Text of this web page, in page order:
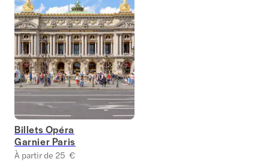
Billets Opéra
Garnier Paris
À partir de 25 €